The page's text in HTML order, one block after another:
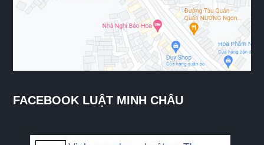
FACEBOOK LUẬT MINH CHÂU